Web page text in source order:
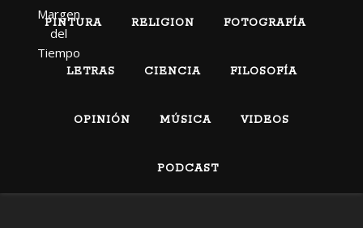
PINTURA RELIGION FOTOGRAFÍA
LETRAS CIENCIA FILOSOFÍA
OPINIÓN MÚSICA VIDEOS
PODCAST